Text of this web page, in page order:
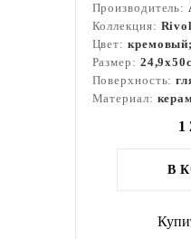
Производитель:
Коллекция:
Цвет:
Размер:
Поверхность:
Материал:
1
В